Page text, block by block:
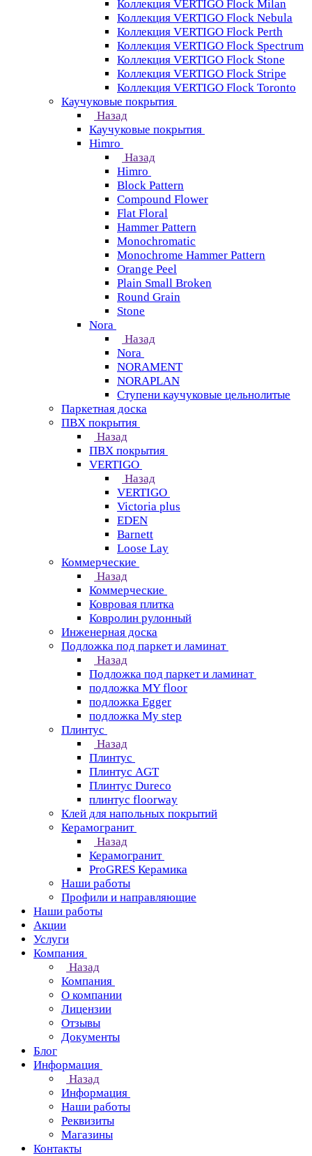
Коллекция VERTIGO Flock Milan
Коллекция VERTIGO Flock Nebula
Коллекция VERTIGO Flock Perth
Коллекция VERTIGO Flock Spectrum
Коллекция VERTIGO Flock Stone
Коллекция VERTIGO Flock Stripe
Коллекция VERTIGO Flock Toronto
Каучуковые покрытия
Назад
Каучуковые покрытия
Himro
Назад
Himro
Block Pattern
Compound Flower
Flat Floral
Hammer Pattern
Monochromatic
Monochrome Hammer Pattern
Orange Peel
Plain Small Broken
Round Grain
Stone
Nora
Назад
Nora
NORAMENT
NORAPLAN
Ступени каучуковые цельнолитые
Паркетная доска
ПВХ покрытия
Назад
ПВХ покрытия
VERTIGO
Назад
VERTIGO
Victoria plus
EDEN
Barnett
Loose Lay
Коммерческие
Назад
Коммерческие
Ковровая плитка
Ковролин рулонный
Инженерная доска
Подложка под паркет и ламинат
Назад
Подложка под паркет и ламинат
подложка MY floor
подложка Egger
подложка My step
Плинтус
Назад
Плинтус
Плинтус AGT
Плинтус Dureco
плинтус floorway
Клей для напольных покрытий
Керамогранит
Назад
Керамогранит
ProGRES Керамика
Наши работы
Профили и направляющие
Наши работы
Акции
Услуги
Компания
Назад
Компания
О компании
Лицензии
Отзывы
Документы
Блог
Информация
Назад
Информация
Наши работы
Реквизиты
Магазины
Контакты